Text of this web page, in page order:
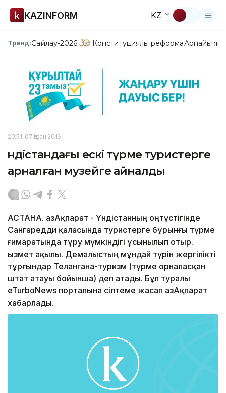
KAZINFORM KZ
Тренд:Сайлау-2026 Конституциялық реформаАрнайы
20:51, 07 Қазан 2016
Үндістандағы ескі түрме туристерге
арналған музейге айналды
АСТАНА. ҚазАқпарат - Үндістанның оңтүстігінде
Сангаредди қаласында туристерге бұрынғы түрме
ғимаратында тұру мүмкіндігі ұсынылып отыр.
Қызмет ақылы. Демалыстың мұндай түрін жергілікті
тұрғындар Телангана-туризм (түрме орналасқан
штат атауы бойынша) деп атады. Бұл туралы
eTurboNews порталына сілтеме жасап ҚазАқпарат
хабарлады.